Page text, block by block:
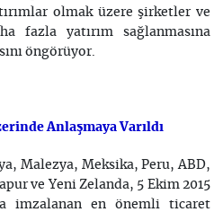
olmak üzere şirketler ve
fazla yatırım sağlanmasına
öngörüyor.
Anlaşmaya Varıldı
Malezya, Meksika, Peru, ABD,
ve Yeni Zelanda, 5 Ekim 2015
imzalanan en önemli ticaret